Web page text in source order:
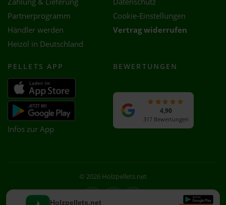
Holzpellets.net
Partnerprogramm
Händler werden
Heizöl in Deutschland
Cookie-Einstellungen
Vertrag widerrufen
PELLETS APP
Infos zur App
BEWERTUNGEN
4,90
317 Bewertungen
© 2026 Holzpellets.net
Facebook